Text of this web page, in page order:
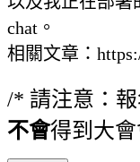
chat。
相關文章：
/* 請注意：報
不會得到大